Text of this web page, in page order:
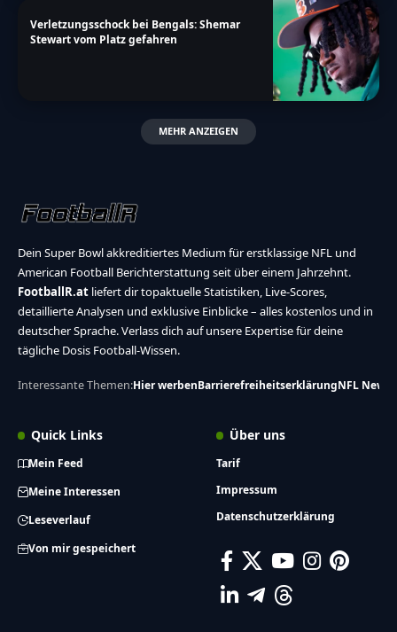
Verletzungsschock bei Bengals: Shemar
Stewart vom Platz gefahren
MEHR ANZEIGEN
Dein Super Bowl akkreditiertes Medium für erstklassige NFL und
American Football Berichterstattung seit über einem Jahrzehnt.
FootballR.at liefert dir topaktuelle Statistiken, Live-Scores,
detaillierte Analysen und exklusive Einblicke – alles kostenlos und in
deutscher Sprache. Verlass dich auf unsere Expertise für deine
tägliche Dosis Football-Wissen.
Interessante Themen:Hier werbenBarrierefreiheitserklärungNFL News
Quick Links
Mein Feed
Meine Interessen
Leseverlauf
Von mir gespeichert
Über uns
Tarif
Impressum
Datenschutzerklärung